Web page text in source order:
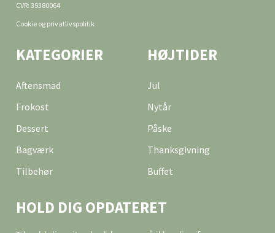
CVR: 39380064
Cookie og privatlivspolitik
KATEGORIER
Aftensmad
Frokost
Dessert
Bagværk
Tilbehør
HØJTIDER
Jul
Nytår
Påske
Thanksgivning
Buffet
HOLD DIG OPDATERET